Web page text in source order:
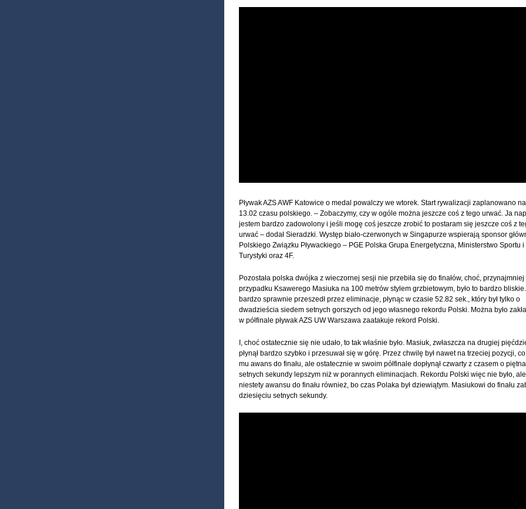
Pływak AZS AWF Katowice o medal powalczy we wtorek. Start rywalizacji zaplanowano
13.02 czasu polskiego. – Zobaczymy, czy w ogóle można jeszcze coś z tego urwać. Ja
jestem bardzo zadowolony i jeśli mogę coś jeszcze zrobić to postaram się jeszcze coś z
urwać – dodał Sieradzki. Występ biało-czerwonych w Singapurze wspierają sponsor
Polskiego Związku Pływackiego – PGE Polska Grupa Energetyczna, Ministerstwo Sportu i
Turystyki oraz 4F.
Pozostała polska dwójka z wieczornej sesji nie przebiła się do finałów, choć, przynajmniej
przypadku Ksawerego Masiuka na 100 metrów stylem grzbietowym, było to bardzo
bardzo sprawnie przeszedł przez eliminacje, płynąc w czasie 52.82 sek., który był tylko o
dwadzieścia siedem setnych gorszych od jego własnego rekordu Polski. Można było
w półfinale pływak AZS UW Warszawa zaatakuje rekord Polski.
I, choć ostatecznie się nie udało, to tak właśnie było. Masiuk, zwłaszcza na drugiej
płynął bardzo szybko i przesuwał się w górę. Przez chwilę był nawet na trzeciej pozycji, co
mu awans do finału, ale ostatecznie w swoim półfinale dopłynął czwarty z czasem o
setnych sekundy lepszym niż w porannych eliminacjach. Rekordu Polski więc nie było, ale
niestety awansu do finału również, bo czas Polaka był dziewiątym. Masiukowi do finału
dziesięciu setnych sekundy.